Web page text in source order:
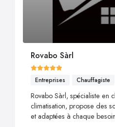
Rovabo Sàrl
Entreprises Chauffagiste
Rovabo Sàrl, spécialiste en
climatisation, propose des
et adaptées à chaque